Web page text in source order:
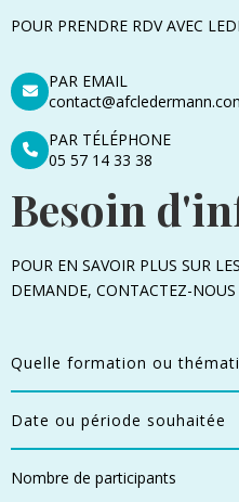
POUR PRENDRE RDV AVEC
PAR EMAIL
PAR TÉLÉPHONE
05 57 14 33 38
Besoin
POUR EN SAVOIR PLUS SUR
DEMANDE, CONTACTEZ-NOUS